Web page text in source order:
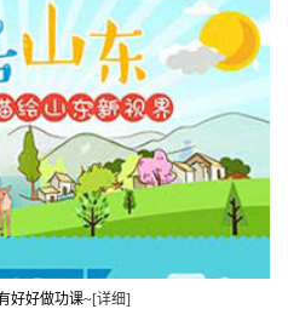
好好做功课~[详细]